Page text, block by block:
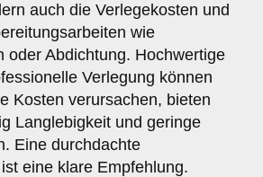
auch die Verlegekosten und
wie
oder Abdichtung. Hochwertige
Verlegung können
Kosten verursachen, bieten
Langlebigkeit und geringe
Eine durchdachte
eine klare Empfehlung.